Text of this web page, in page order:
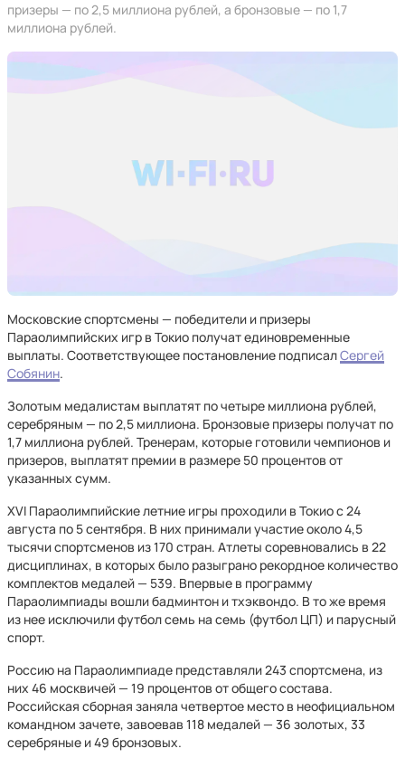
призеры — по 2,5 миллиона рублей, а бронзовые — по 1,7
миллиона рублей.
Московские спортсмены — победители и призеры
Параолимпийских игр в Токио получат единовременные
выплаты. Соответствующее постановление подписалСергей
Собянин.
Золотым медалистам выплатят по четыре миллиона рублей,
серебряным — по 2,5 миллиона. Бронзовые призеры получат по
1,7 миллиона рублей. Тренерам, которые готовили чемпионов и
призеров, выплатят премии в размере 50 процентов от
указанных сумм.
XVI Параолимпийские летние игры проходили в Токио с 24
августа по 5 сентября. В них принимали участие около 4,5
тысячи спортсменов из 170 стран. Атлеты соревновались в 22
дисциплинах, в которых было разыграно рекордное количество
комплектов медалей — 539. Впервые в программу
Параолимпиады вошли бадминтон и тхэквондо. В то же время
из нее исключили футбол семь на семь (футбол ЦП) и парусный
спорт.
Россию на Параолимпиаде представляли 243 спортсмена, из
них 46 москвичей — 19 процентов от общего состава.
Российская сборная заняла четвертое место в неофициальном
командном зачете, завоевав 118 медалей — 36 золотых, 33
серебряные и 49 бронзовых.